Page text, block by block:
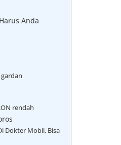
Anda
rendah
Dokter Mobil, Bisa